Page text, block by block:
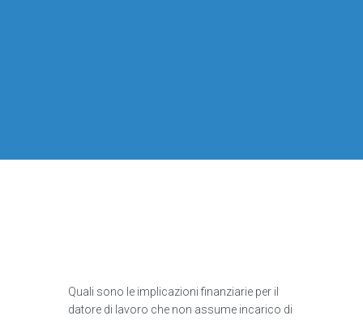
Quali sono le implicazioni finanziarie per il
datore di lavoro che non assume incarico di